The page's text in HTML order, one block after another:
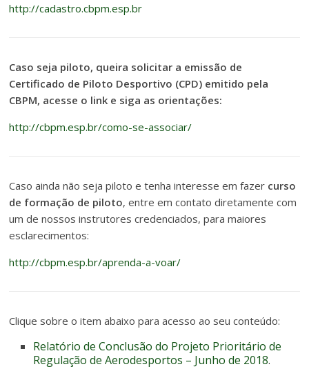
http://cadastro.cbpm.esp.br
Caso seja piloto, queira solicitar a emissão de
Certificado de Piloto Desportivo (CPD) emitido pela
CBPM, acesse o link e siga as orientações:
http://cbpm.esp.br/como-se-associar/
Caso ainda não seja piloto e tenha interesse em fazer curso
de formação de piloto, entre em contato diretamente com
um de nossos instrutores credenciados, para maiores
esclarecimentos:
http://cbpm.esp.br/aprenda-a-voar/
Clique sobre o item abaixo para acesso ao seu conteúdo:
Relatório de Conclusão do Projeto Prioritário de
Regulação de Aerodesportos – Junho de 2018.